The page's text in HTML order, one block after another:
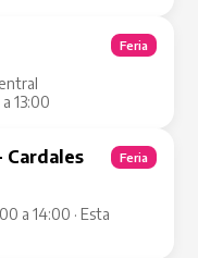
13:00
Feria
Cardales
a 14:00 · Esta
Feria